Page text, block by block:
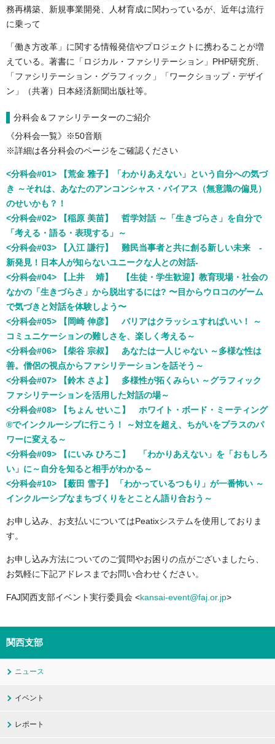
務再構築、新規事業開発、⼈材育成に関わっているが、近年は流⾏
に乗って
「働き⽅改⾰」に関する情報発信やプロジェクトに携わることが増
えている。著書に「ロジカル・ファシリテーション」PHP研究所、
「ファシリテーション・グラフィック」「ワークショップ・デザイ
ン」（共著）⽇本経済新聞出版社等。
分科会＆ファシリテーターのご紹介
《分科会⼀覧》※50音順
※詳細は各分科会のページをご確認ください
<分科会#01> 【荒金 雅子】「わかりあえない」という自分への気づ
き ～それは、あなたのアンコンシャス・バイアス（無意識の偏見）
のせいかも？！
<分科会#02> 【稲原 美苗】 哲学対話 ～「生きづらさ」を自分で
「考える・語る・表現する」～
<分科会#03> 【入江 謙行】 難民当事者と共に創る新しい未来 -
新発見！日本人が知らないユニークな人との対話-
<分科会#04> 【上井 靖】 【生徒・学生歓迎】教育現場・社会の
なかの「生きづらさ」から脱出するには? 〜目からウロコのゲーム
で気づきと対話を体験しよう〜
<分科会#05> 【岡崎 伸彦】 バリアはクラッシュすればいい！ ～
コミュニケーションの難しさを、楽しく考える～
<分科会#06> 【柴谷 宗叔】 あなたは一人じゃない ～多様な性は
善。僧侶の視点からファシリテーションを話そう～
<分科会#07> 【鈴木 さよ】 多様性が拓くみらい ～グラフィック
ファシリテーションを活用した対話の場～
<分科会#08> 【ちょん せいこ】 ホワイト・ボード・ミーティング
®でインクルーシブに行こう！ ～対立を超え、ちがいをプラスのパ
ワーに変える～
<分科会#09> 【にいみ ひろこ】 「わかりあえない」を「おもしろ
い」に～自分を知ると相手がわかる～
<分科会#10> 【薮田 雪子】 「わかっているつもり」が一番怖い ～
インクルーシブなまちづくりをとことん語り合おう～
お申し込み、お⽀払いについてはPeatixシステムを使⽤しておりま
す。
お申し込み⽅法についてのご質問やお困りの点がございましたら、
お気軽に下記アドレスまでお問い合わせください。
FAJ関⻄⽀部イベント実⾏委員会 <kansai-event@faj.or.jp>
関西支部
ニュース
イベント
レポート